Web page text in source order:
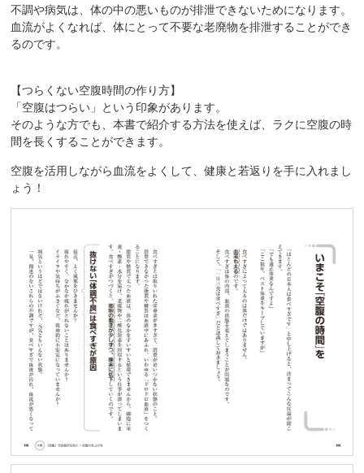
不調や病気は、体の中の悪いものが排泄できないためになります。
血流がよくなれば、体にとって不要な老廃物を排泄することができ
るのです。
【つらくない空腹時間の作り方】
「空腹はつらい」という印象があります。
そのような方でも、本書で紹介する方法を使えば、ラクに空腹の時
間を長くすることができます。
空腹を活用しながら血流をよくして、健康と若返りを手に入れまし
ょう！